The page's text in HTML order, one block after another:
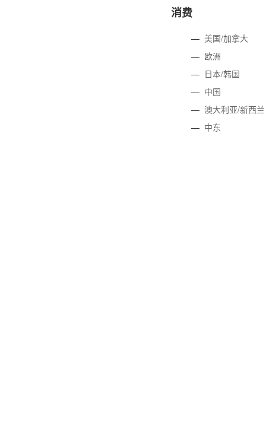
消费
—美国/加拿大
— 欧洲
— 日本/韩国
— 中国
— 澳大利亚/新西兰
— 中东